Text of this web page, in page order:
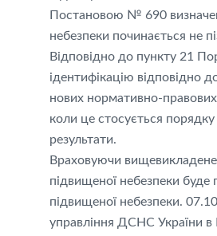
Постановою № 690
небезпеки починається не
Відповідно до пункту 21
ідентифікацію відповідно
нових нормативно-правових
коли це стосується порядку
результати.
Враховуючи вищевикладене
підвищеної небезпеки
підвищеної небезпеки.
управління ДСНС України в